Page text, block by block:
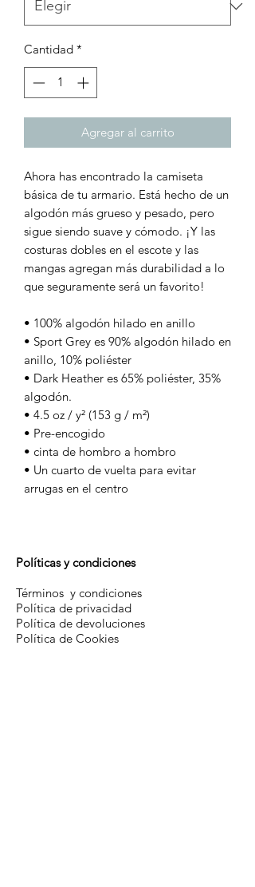
Cantidad *
Agregar al carrito
Ahora has encontrado la camiseta
básica de tu armario. Está hecho de un
algodón más grueso y pesado, pero
sigue siendo suave y cómodo. ¡Y las
costuras dobles en el escote y las
mangas agregan más durabilidad a lo
que seguramente será un favorito!
• 100% algodón hilado en anillo
• Sport Grey es 90% algodón hilado en
anillo, 10% poliéster
• Dark Heather es 65% poliéster, 35%
algodón.
• 4.5 oz / y² (153 g / m²)
• Pre-encogido
• cinta de hombro a hombro
• Un cuarto de vuelta para evitar
arrugas en el centro
Políticas y condiciones
Términos y condiciones
Política de privacidad
Política de devoluciones
Política de Cookies